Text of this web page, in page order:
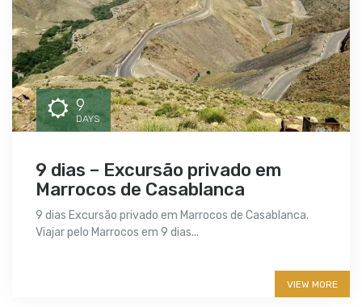
9
DAYS
9 dias – Excursão privado em
Marrocos de Casablanca
9 dias Excursão privado em Marrocos de Casablanca.
Viajar pelo Marrocos em 9 dias...
VIEW MORE